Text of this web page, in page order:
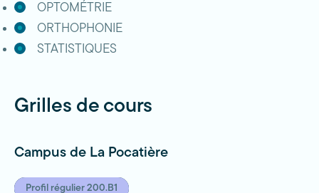
OPTOMÉTRIE
ORTHOPHONIE
STATISTIQUES
Grilles de cours
Campus de La Pocatière
Profil régulier 200.B1